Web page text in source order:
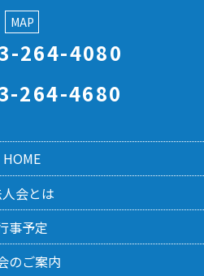
MAP
264-4080
264-4680
HOME
会とは
事予定
のご案内